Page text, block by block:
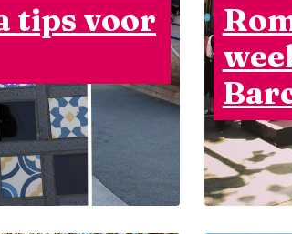
tips voor